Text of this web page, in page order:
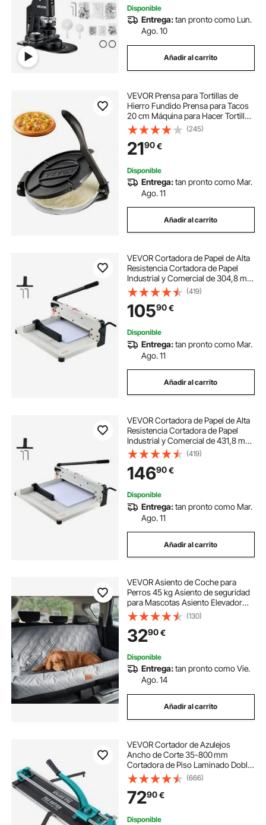
Disponible
Entrega:tan pronto como Lun.
Ago. 10
Añadir al carrito
VEVOR Prensa para Tortillas de
Hierro Fundido Prensa para Tacos
20 cm Máquina para Hacer Tortillas
pre-sazonada con 100 Piezas de
Papel Pergamino, Máquina para
Masa para Tortillas de Harina,
Negro
(245)
2190€
Disponible
Entrega:tan pronto como Mar.
Ago. 11
Añadir al carrito
VEVOR Cortadora de Papel de Alta
Resistencia Cortadora de Papel
Industrial y Comercial de 304,8 mm
para Papel A4, Capacidad para 400
Hojas Cortadora de Papel Apilado
para Oficina, Escuela, Blanco
(419)
10590€
Disponible
Entrega:tan pronto como Mar.
Ago. 11
Añadir al carrito
VEVOR Cortadora de Papel de Alta
Resistencia Cortadora de Papel
Industrial y Comercial de 431,8 mm
para Papel A3, Capacidad para 400
Hojas Cortadora de Papel Apilado
para Oficina, Escuela, Blanco
(419)
14690€
Disponible
Entrega:tan pronto como Mar.
Ago. 11
Añadir al carrito
VEVOR Asiento de Coche para
Perros 45 kg Asiento de seguridad
para Mascotas Asiento Elevador
Impermeable con Correa de
Seguridad con Clip Acolchado de
Algodón PP Silla para Coche para
Mascotas, Gris
(130)
3290€
Disponible
Entrega:tan pronto como Vie.
Ago. 14
Añadir al carrito
VEVOR Cortador de Azulejos
Ancho de Corte 35-800 mm
Cortadora de Piso Laminado Doble
Rieles Posicionamiento Láser
Cortador Manual de Azulejos Corte
Preciso y Suave para Piedra,
Baldosas Ordinarias
(666)
7290€
Disponible